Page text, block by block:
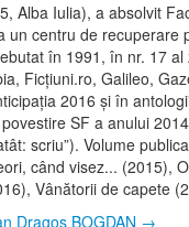
Alba Iulia), a absolvit
centru de
în 1991, în nr. 17
Ficţiuni.ro, Galileo,
2016 şi în
SF a anului
scriu”). Volume
când visez... (2015),
Vânătorii de capete
Dragoș BOGDAN →